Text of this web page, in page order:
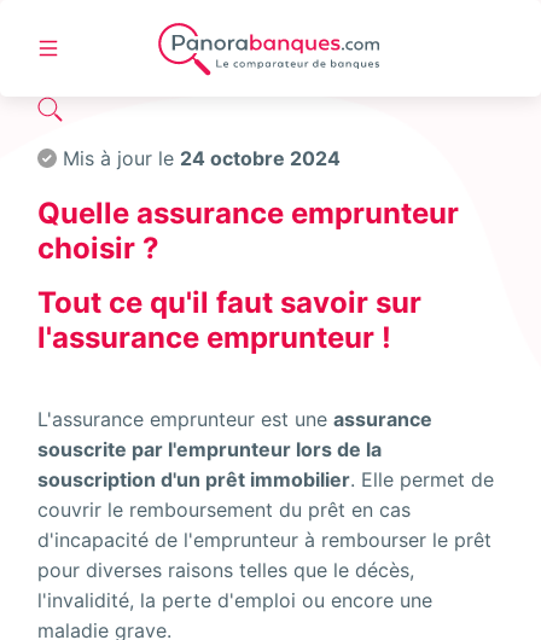
Mis à jour le 24 octobre 2024
Quelle assurance emprunteur
choisir ?
Tout ce qu'il faut savoir sur
l'assurance emprunteur !
L'assurance emprunteur est uneassurance
souscrite par l'emprunteur lors de la
souscription d'un prêt immobilier. Elle permet de
couvrir le remboursement du prêt en cas
d'incapacité de l'emprunteur à rembourser le prêt
pour diverses raisons telles que le décès,
l'invalidité, la perte d'emploi ou encore une
maladie grave.